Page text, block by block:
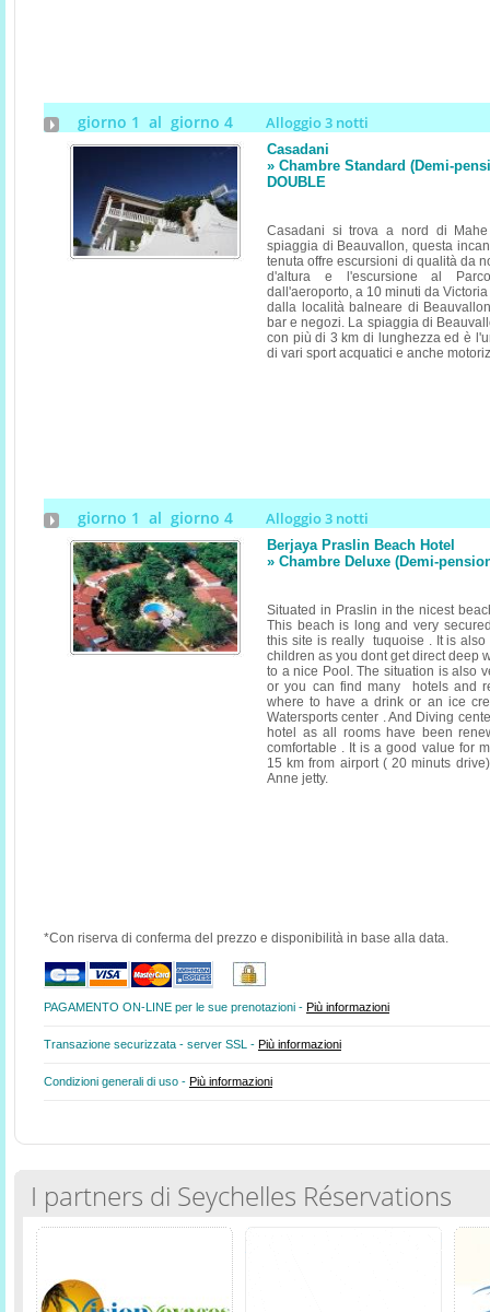
giorno 1 al giorno 4 Alloggio 3 notti
Casadani
» Chambre Standard (Demi-
DOUBLE
Casadani si trova a nord di
spiaggia di Beauvallon, questa
tenuta offre escursioni di qualità da
d'altura e l'escursione al
dall'aeroporto, a 10 minuti da
dalla località balneare di
bar e negozi. La spiaggia di
con più di 3 km di lunghezza ed è
di vari sport acquatici e anche
giorno 1 al giorno 4 Alloggio 3 notti
Berjaya Praslin Beach Hotel
» Chambre Deluxe (Demi-
Situated in Praslin in the nicest
This beach is long and very
this site is really tuquoise . It is also
children as you dont get direct deep
to a nice Pool. The situation is also
or you can find many hotels and
where to have a drink or an ice
Watersports center . And Diving
hotel as all rooms have been
comfortable . It is a good value for
15 km from airport ( 20 minuts
Anne jetty.
*Con riserva di conferma del prezzo e disponibilità in base alla data.
PAGAMENTO ON-LINE per le sue prenotazioni - Più informazioni
Transazione securizzata - server SSL - Più informazioni
Condizioni generali di uso - Più informazioni
I partners di Seychelles Réservations